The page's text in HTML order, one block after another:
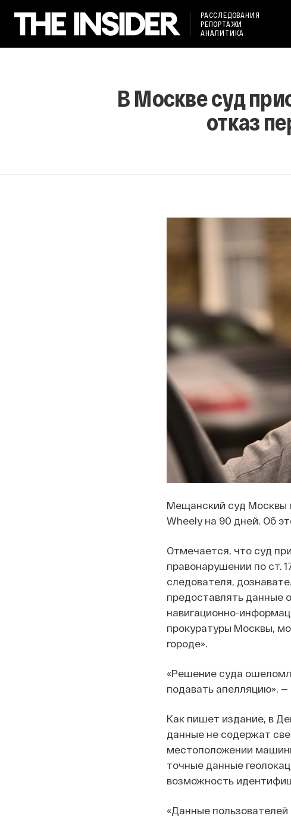
РАССЛЕДОВАНИЯ
РЕПОРТАЖИ
АНАЛИТИКА
В Москве суд
отказ
Мещанский суд Москвы
Wheely на 90 дней. Об
Отмечается, что суд
правонарушении по ст.
следователя,
предоставлять данные
навигационно-
прокуратуры Москвы,
городе».
«Решение суда
подавать апелляцию»,
Как пишет издание, в
данные не содержат
местоположении
точные данные
возможность
«Данные